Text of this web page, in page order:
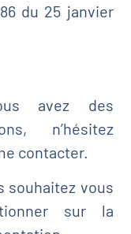
du 25 janvier
avez des
n’hésitez
contacter.
souhaitez vous
sur la